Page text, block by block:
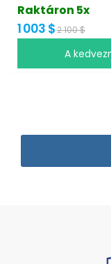
Raktáron 5x
1 003 $2 100 $
A